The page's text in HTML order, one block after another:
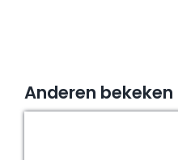
Anderen